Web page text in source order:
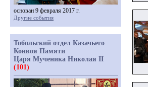
основан 9 февраля 2017 г.
Другие события
Тобольский отдел Казачьего
Конвоя Памяти
Царя Мученика Николая II
(101)